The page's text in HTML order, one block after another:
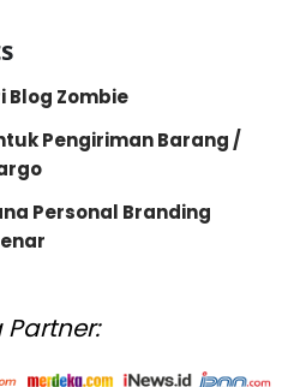
Blog Zombie
Pengiriman Barang /
Personal Branding